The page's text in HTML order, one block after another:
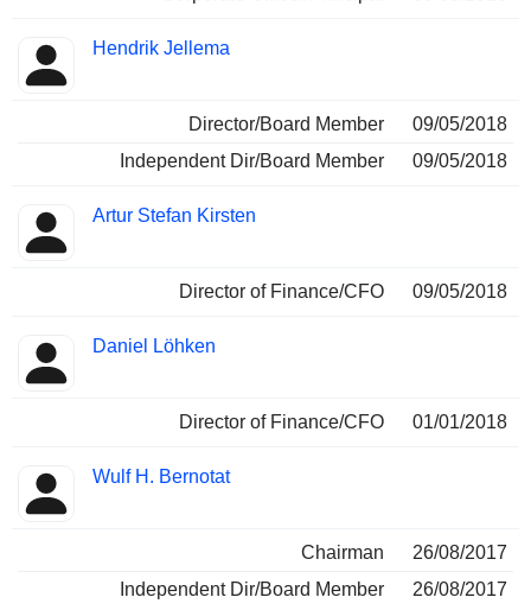
Hendrik Jellema
Director/Board Member
09/05/2018
Independent Dir/Board Member
09/05/2018
Artur Stefan Kirsten
Director of Finance/CFO 09/05/2018
Daniel Löhken
Director of Finance/CFO 01/01/2018
Wulf H. Bernotat
Chairman
26/08/2017
Independent Dir/Board Member
26/08/2017